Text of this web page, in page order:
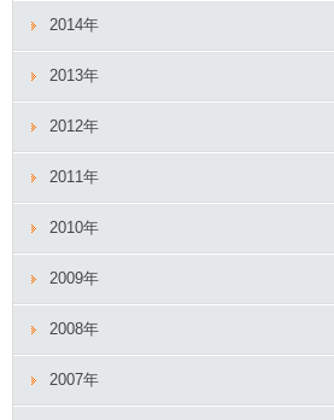
2014年
2013年
2012年
2011年
2010年
2009年
2008年
2007年